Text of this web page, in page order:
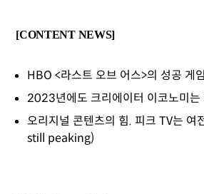
[CONTENT NEWS]
HBO <라스트 오브 어스>의 성공 게
2023년에도 크리에이터 이코노미는
오리지널 콘텐츠의 힘. 피크 TV는 여
still peaking)